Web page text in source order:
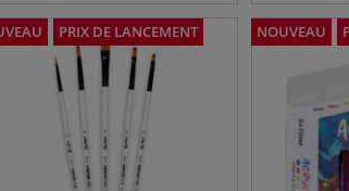
PRIX DE LANCEMENT NOUVEAU